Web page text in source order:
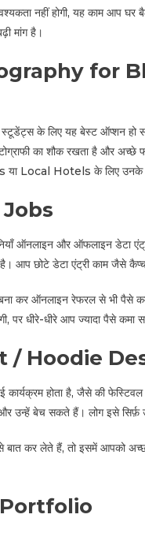
नहीं होगी, यह काम आप
मांग है।
for
के लिए यह बेस्ट ऑप्शन हो
का शौक रखता है और अच्छे
Local Hotels के लिए उनके
ऑनलाइन और ऑफलाइन डेटा
छोटे डेटा एंट्री काम जैसे
कर ऑनलाइन रेफरल से भी पैसे
पर धीरे-धीरे आप ज्यादा पैसे कमा
/ Hoodie
कार्यक्रम होता है, जैसे की
बेच सकते हैं। लोग इसे सिर्फ़
बात कर लेते हैं, तो इसमें आपको